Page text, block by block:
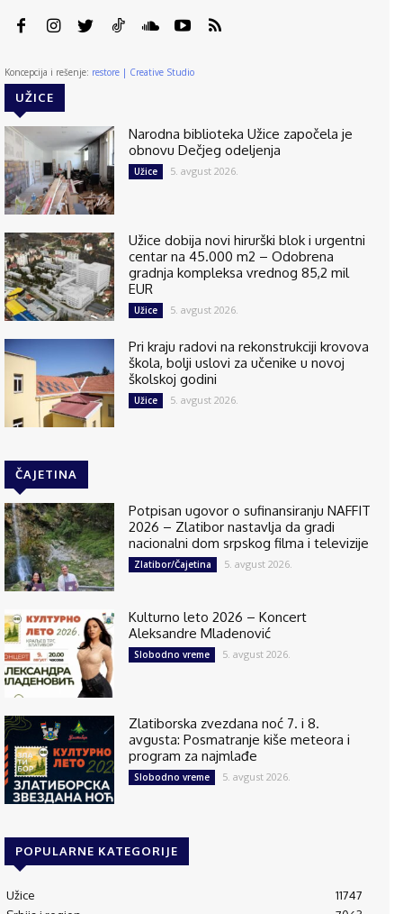
Koncepcija i rešenje: restore | Creative Studio
UŽICE
Narodna biblioteka Užice započela je
obnovu Dečjeg odeljenja
Užice 5. avgust 2026.
Užice dobija novi hirurški blok i urgentni
centar na 45.000 m2 – Odobrena
gradnja kompleksa vrednog 85,2 mil
EUR
Užice 5. avgust 2026.
Pri kraju radovi na rekonstrukciji krovova
škola, bolji uslovi za učenike u novoj
školskoj godini
Užice 5. avgust 2026.
ČAJETINA
Potpisan ugovor o sufinansiranju NAFFIT
2026 – Zlatibor nastavlja da gradi
nacionalni dom srpskog filma i televizije
Zlatibor/Čajetina 5. avgust 2026.
Kulturno leto 2026 – Koncert
Aleksandre Mladenović
Slobodno vreme 5. avgust 2026.
Zlatiborska zvezdana noć 7. i 8.
avgusta: Posmatranje kiše meteora i
program za najmlađe
Slobodno vreme 5. avgust 2026.
POPULARNE KATEGORIJE
Užice
11747